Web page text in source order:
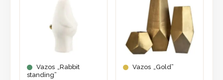
Vazos „Rabbit
standing”
Vazos „Gold”
multiple
variants.
The
options
may